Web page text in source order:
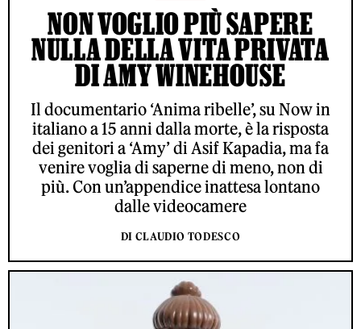
NON VOGLIO PIÙ SAPERE
NULLA DELLA VITA PRIVATA
DI AMY WINEHOUSE
Il documentario ‘Anima ribelle’, su Now in
italiano a 15 anni dalla morte, è la risposta
dei genitori a ‘Amy’ di Asif Kapadia, ma fa
venire voglia di saperne di meno, non di
più. Con un’appendice inattesa lontano
dalle videocamere
DI CLAUDIO TODESCO